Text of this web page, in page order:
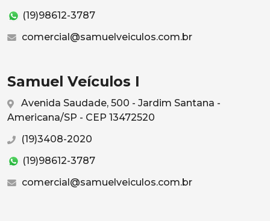
(19)98612-3787
comercial@samuelveiculos.com.br
Samuel Veículos I
Avenida Saudade, 500 - Jardim Santana -
Americana/SP - CEP 13472520
(19)3408-2020
(19)98612-3787
comercial@samuelveiculos.com.br